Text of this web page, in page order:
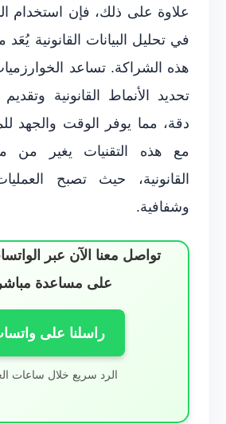
علاوة على ذلك، فإن استخدام
في تحليل البيانات القانونية
هذه الشراكة. تساعد
تحديد الأنماط القانونية
دقة، مما يوفر الوقت والجهد
مع هذه التقنيات يغير من
القانونية، حيث تصبح
وشفافية.
تواصل معنا الآن عبر
على مساعدة
راسلنا على
الرد سريع خلال ساعات